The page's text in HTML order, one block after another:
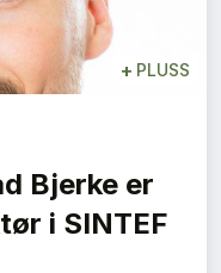
+ PLUSS
Bjerke er
i SINTEF